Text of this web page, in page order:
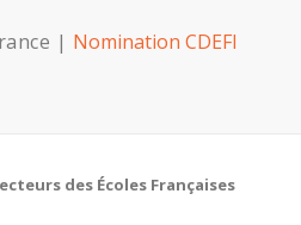
Nomination CDEFI
des Écoles Françaises